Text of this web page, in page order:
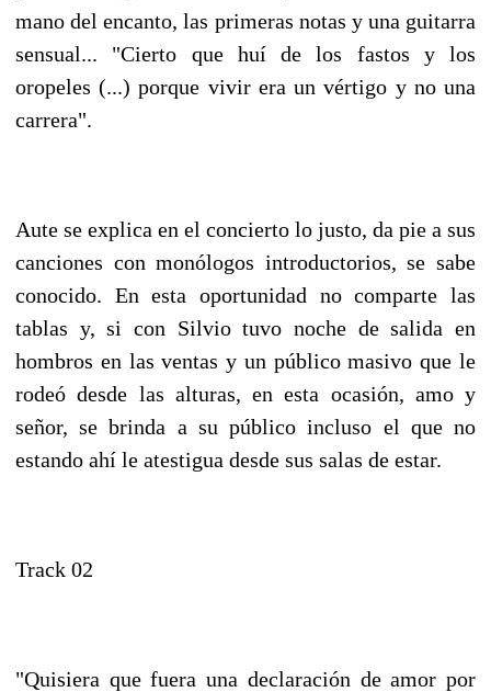
mano del encanto, las primeras notas y una guitarra
sensual... "Cierto que huí de los fastos y los
oropeles (...) porque vivir era un vértigo y no una
carrera".
Aute se explica en el concierto lo justo, da pie a sus
canciones con monólogos introductorios, se sabe
conocido. En esta oportunidad no comparte las
tablas y, si con Silvio tuvo noche de salida en
hombros en las ventas y un público masivo que le
rodeó desde las alturas, en esta ocasión, amo y
señor, se brinda a su público incluso el que no
estando ahí le atestigua desde sus salas de estar.
Track 02
"Quisiera que fuera una declaración de amor por